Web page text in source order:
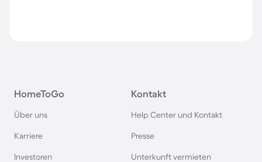
HomeToGo
Über uns
Karriere
Investoren
Kontakt
Help Center und Kontakt
Presse
Unterkunft vermieten